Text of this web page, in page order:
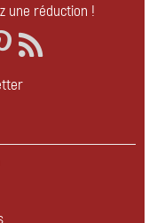
une réduction !